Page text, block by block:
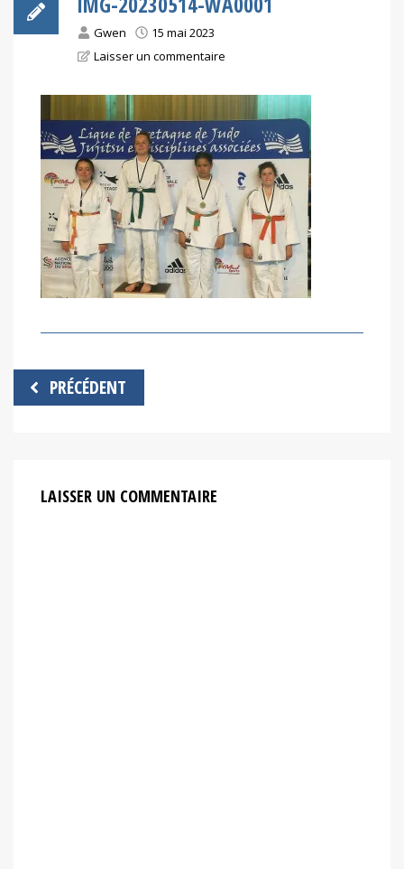
Gwen
15 mai 2023
Laisser un commentaire
Navigation
de
PRÉCÉDENT
LAISSER UN COMMENTAIRE